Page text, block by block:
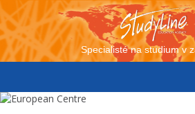
Specialisté na studium v